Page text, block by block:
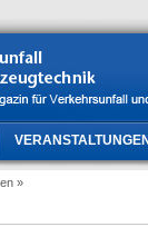
VERANSTALTUNGEN
»